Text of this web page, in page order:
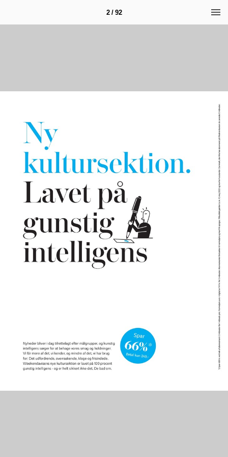
2 / 92